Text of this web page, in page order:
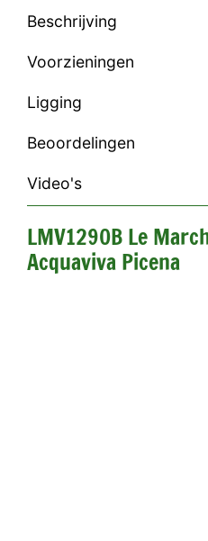
Beschrijving
Voorzieningen
Ligging
Beoordelingen
Video's
LMV1290B Le
Acquaviva Picena